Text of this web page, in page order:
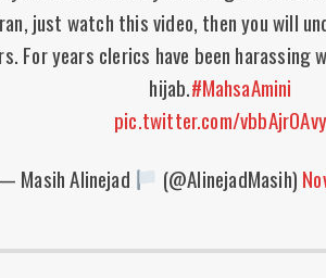
just watch this video, then you will
For years clerics have been harassing
hijab.#MahsaAmini
pic.twitter.com/vbbAjr0Avy
Masih Alinejad
(@AlinejadMasih)